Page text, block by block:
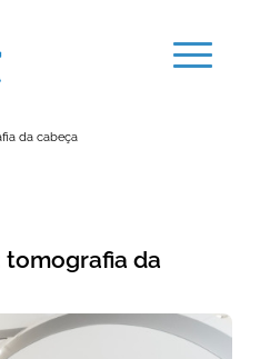
da cabeça
tomografia da